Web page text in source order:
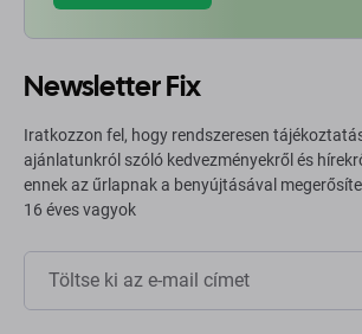
Newsletter Fix
Iratkozzon fel, hogy rendszeresen
ajánlatunkról szóló kedvezményekről és
ennek az űrlapnak a benyújtásával
16 éves vagyok